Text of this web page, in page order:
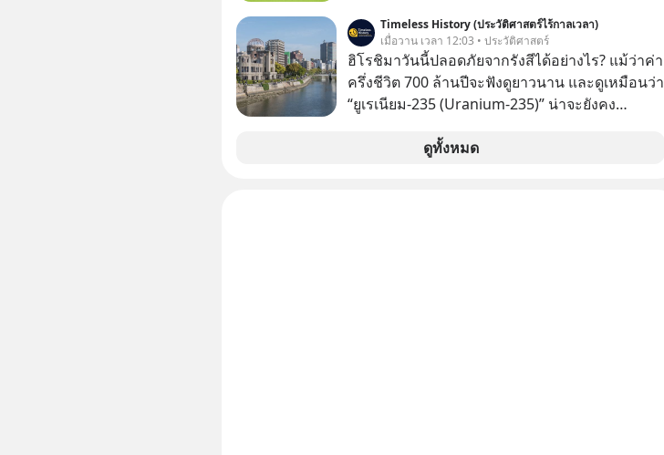
ความสุขนั้นกลับอยู่กับเราได้ไม่นาน? นี่คือกลไกพื้น
ฐานของมนุษย์ที่ Arthur Schopenhauer นัก
ปรัชญาชาวเยอรมันเคยอธิบายไว้เมื่อ 200 กว่าปี
ก่อน แล้วเราจะหยุดวงจรความอยากในใจเพื่อ
ความสุขที่ยั่งยืนได้อย่างไร? ติดตามได้ในพอดแค
สต์ 5M EP. นี้ #goodtime #5minutespodcast
#missiontothemoonpodcast
Timeless History (ประวัติศาสตร์ไร้กาลเวลา)
เมื่อวาน เวลา 12:03 • ประวัติศาสตร์
ฮิโรชิมาวันนี้ปลอดภัยจากรังสีได้อย่างไร? แม้ว่าค่า
ครึ่งชีวิต 700 ล้านปีจะฟังดูยาวนาน และดูเหมือนว่า
“ยูเรเนียม-235 (Uranium-235)” น่าจะยังคง
หลักที่ทำให้ยูเรเนียมไม่ใช่ภัยคุกคามหลักหลังการ
ดูทั้งหมด